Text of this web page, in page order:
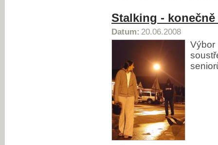
Stalking -
Datum: 20.06.2008
Výbor